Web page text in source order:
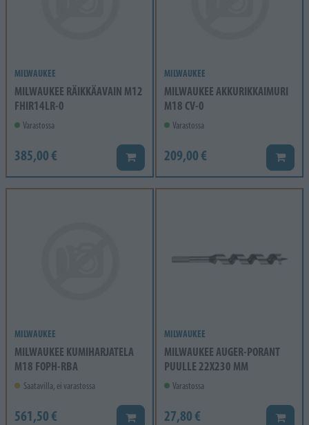
MILWAUKEE
MILWAUKEE RÄIKKÄAVAIN M12
FHIR14LR-0
Varastossa
385,00 € Lisää koriin
MILWAUKEE
MILWAUKEE AKKURIKKAIMURI
M18 CV-0
Varastossa
209,00 € Lisää
MILWAUKEE
MILWAUKEE KUMIHARJATELA
M18 FOPH-RBA
Saatavilla, ei varastossa
561,50 € Lisää koriin
MILWAUKEE
MILWAUKEE AUGER-PORANT
PUULLE 22X230 MM
Varastossa
27,80 € Lisää